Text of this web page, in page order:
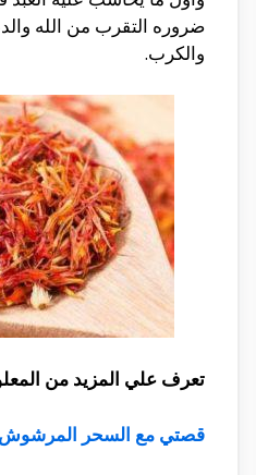
ضروره التقرب من الله
والكرب.
تعرف علي المزيد من
قصتي مع السحر المرشوش